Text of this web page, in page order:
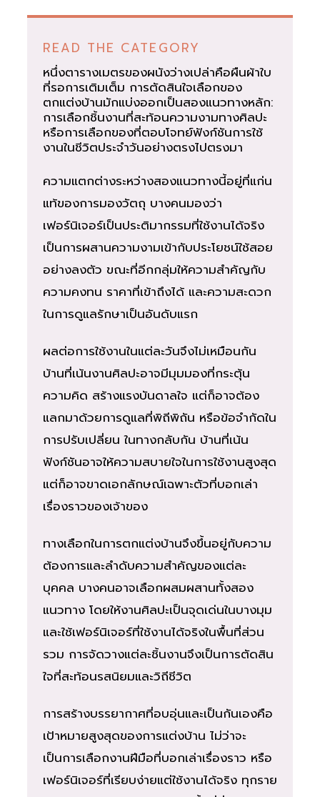
READ THE CATEGORY
หนึ่งตารางเมตรของผนังว่างเปล่าคือผืนผ้าใบ
ที่รอการเติมเต็ม การตัดสินใจเลือกของ
ตกแต่งบ้านมักแบ่งออกเป็นสองแนวทางหลัก:
การเลือกชิ้นงานที่สะท้อนความงามทางศิลปะ
หรือการเลือกของที่ตอบโจทย์ฟังก์ชันการใช้
งานในชีวิตประจำวันอย่างตรงไปตรงมา
ความแตกต่างระหว่างสองแนวทางนี้อยู่ที่แก่น
แท้ของการมองวัตถุ บางคนมองว่า
เฟอร์นิเจอร์เป็นประติมากรรมที่ใช้งานได้จริง
เป็นการผสานความงามเข้ากับประโยชน์ใช้สอย
อย่างลงตัว ขณะที่อีกกลุ่มให้ความสำคัญกับ
ความคงทน ราคาที่เข้าถึงได้ และความสะดวก
ในการดูแลรักษาเป็นอันดับแรก
ผลต่อการใช้งานในแต่ละวันจึงไม่เหมือนกัน
บ้านที่เน้นงานศิลปะอาจมีมุมมองที่กระตุ้น
ความคิด สร้างแรงบันดาลใจ แต่ก็อาจต้อง
แลกมาด้วยการดูแลที่พิถีพิถัน หรือข้อจำกัดใน
การปรับเปลี่ยน ในทางกลับกัน บ้านที่เน้น
ฟังก์ชันอาจให้ความสบายใจในการใช้งานสูงสุด
แต่ก็อาจขาดเอกลักษณ์เฉพาะตัวที่บอกเล่า
เรื่องราวของเจ้าของ
ทางเลือกในการตกแต่งบ้านจึงขึ้นอยู่กับความ
ต้องการและลำดับความสำคัญของแต่ละ
บุคคล บางคนอาจเลือกผสมผสานทั้งสอง
แนวทาง โดยให้งานศิลปะเป็นจุดเด่นในบางมุม
และใช้เฟอร์นิเจอร์ที่ใช้งานได้จริงในพื้นที่ส่วน
รวม การจัดวางแต่ละชิ้นงานจึงเป็นการตัดสิน
ใจที่สะท้อนรสนิยมและวิถีชีวิต
การสร้างบรรยากาศที่อบอุ่นและเป็นกันเองคือ
เป้าหมายสูงสุดของการแต่งบ้าน ไม่ว่าจะ
เป็นการเลือกงานฝีมือที่บอกเล่าเรื่องราว หรือ
เฟอร์นิเจอร์ที่เรียบง่ายแต่ใช้งานได้จริง ทุกราย